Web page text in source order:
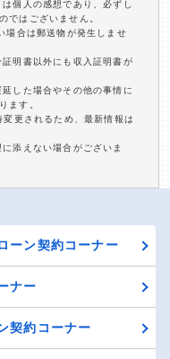
個人の感想であり、必ずし
ではございません。
場合は郵送物が発生しませ
明書以外にも収入証明書が
した場合やその他の事情に
ます。
更されるため、最新情報は
添えない場合がございま
ーン契約コーナー
ナー
契約コーナー